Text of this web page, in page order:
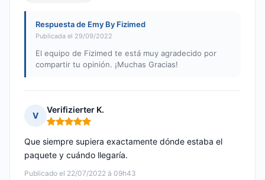
Respuesta de Emy By Fizimed
Publicada el 29/09/2022
El equipo de Fizimed te está muy agradecido por
compartir tu opinión. ¡Muchas Gracias!
V
Verifizierter K.
Nota: 5 de 5
Publicado el 22/07/2022 à 09h43
Que siempre supiera exactamente dónde estaba el
paquete y cuándo llegaría.